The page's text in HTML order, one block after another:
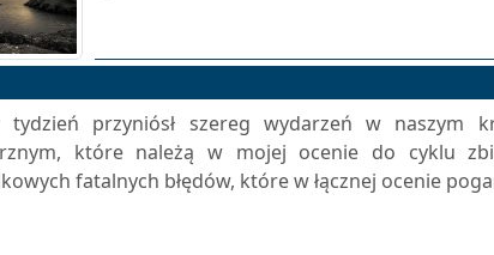
tydzień przyniósł szereg wydarzeń w naszym
które należą w mojej ocenie do cyklu
fatalnych błędów, które w łącznej ocenie